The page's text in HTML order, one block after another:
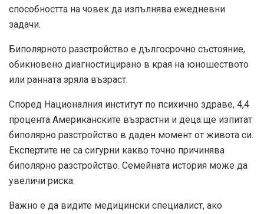
способността на човек да изпълнява ежедневни
задачи.
Биполярното разстройство е дългосрочно състояние,
обикновено диагностицирано в края на юношеството
или ранната зряла възраст.
Според Националния институт по психично здраве, 4,4
процента Американските възрастни и деца ще изпитат
биполярно разстройство в даден момент от живота си.
Експертите не са сигурни какво точно причинява
биполярно разстройство. Семейната история може да
увеличи риска.
Важно е да видите медицински специалист, ако